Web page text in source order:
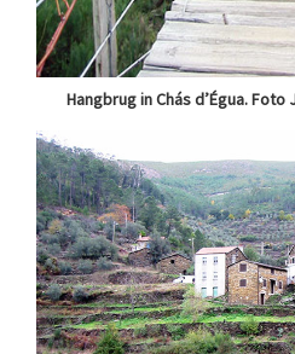
Hangbrug in Chás d’Égua.